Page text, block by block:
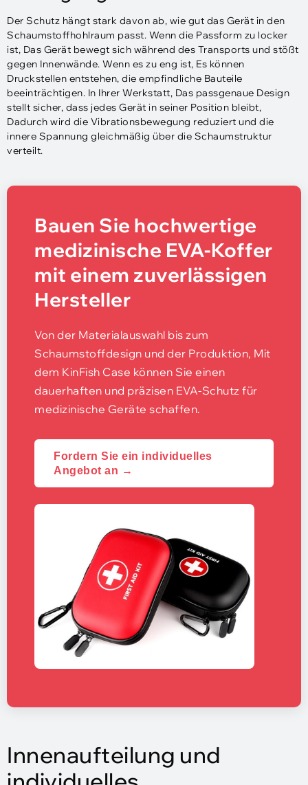
Der Schutz hängt stark davon ab, wie gut das Gerät in den
Schaumstoffhohlraum passt. Wenn die Passform zu locker
ist, Das Gerät bewegt sich während des Transports und stößt
gegen Innenwände. Wenn es zu eng ist, Es können
Druckstellen entstehen, die empfindliche Bauteile
beeinträchtigen. In Ihrer Werkstatt, Das passgenaue Design
stellt sicher, dass jedes Gerät in seiner Position bleibt,
Dadurch wird die Vibrationsbewegung reduziert und die
innere Spannung gleichmäßig über die Schaumstruktur
verteilt.
Bauen Sie hochwertige
medizinische EVA-Koffer
mit einem zuverlässigen
Hersteller
Von der Materialauswahl bis zum
Schaumstoffdesign und der Produktion, Mit
dem KinFish Case können Sie einen
dauerhaften und präzisen EVA-Schutz für
medizinische Geräte schaffen.
Fordern Sie ein individuelles
Angebot an →
Innenaufteilung und